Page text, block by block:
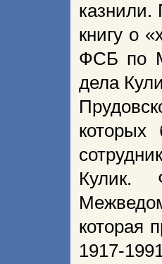
казнили.
книгу о
ФСБ по
дела
которых
Кулик.
которая
1917-